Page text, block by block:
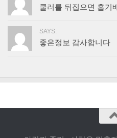
쿨러를 뒤집으면 흡기
SAYS:
좋은정보 감사합니다